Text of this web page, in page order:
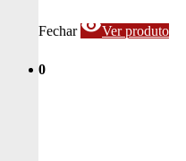
Fechar visibilityVer produto
0